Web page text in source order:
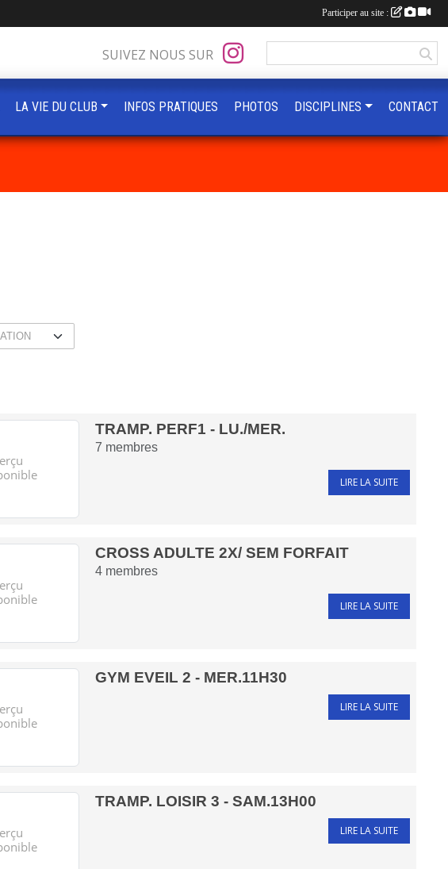
TRAMP. PERF1 - LU./MER.
7 membres
LIRE LA SUITE
CROSS ADULTE 2X/ SEM FORFAIT
4membres
LIRE LA SUITE
GYM EVEIL 2 - MER.11H30
LIRE LA SUITE
TRAMP. LOISIR 3 - SAM.13H00
LIRE LA SUITE
SUIVEZ NOUS SUR
LA VIE DU CLUB INFOS PRATIQUES PHOTOS DISCIPLINES CONTACT
Participer au site :